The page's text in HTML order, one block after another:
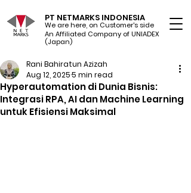
PT NETMARKS INDONESIA
We are here, on Customer's side
An Affiliated Company of UNIADEX Ltd.
(Japan)
Hyperautomation di Dunia Bisnis:
Integrasi RPA, AI dan Machine Learning
untuk Efisiensi Maksimal
Rani Bahiratun Azizah
Aug 12, 20255 min read